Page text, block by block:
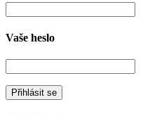
Vaše heslo